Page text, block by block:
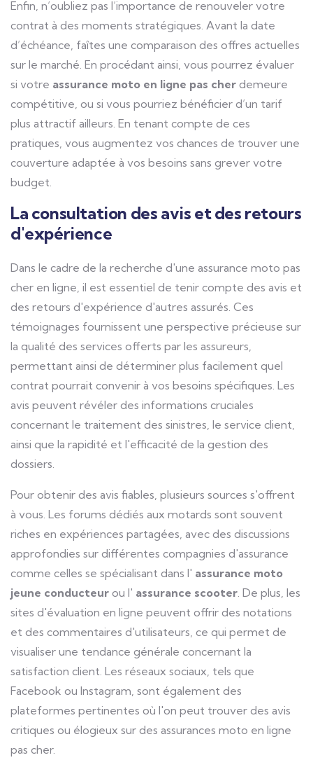
Enfin, n’oubliez pas l’importance de renouveler votre
contrat à des moments stratégiques. Avant la date
d’échéance, faîtes une comparaison des offres actuelles
sur le marché. En procédant ainsi, vous pourrez évaluer
si votre assurance moto en ligne pas cher demeure
compétitive, ou si vous pourriez bénéficier d’un tarif
plus attractif ailleurs. En tenant compte de ces
pratiques, vous augmentez vos chances de trouver une
couverture adaptée à vos besoins sans grever votre
budget.
La consultation des avis et des retours
d'expérience
Dans le cadre de la recherche d'une assurance moto pas
cher en ligne, il est essentiel de tenir compte des avis et
des retours d'expérience d'autres assurés. Ces
témoignages fournissent une perspective précieuse sur
la qualité des services offerts par les assureurs,
permettant ainsi de déterminer plus facilement quel
contrat pourrait convenir à vos besoins spécifiques. Les
avis peuvent révéler des informations cruciales
concernant le traitement des sinistres, le service client,
ainsi que la rapidité et l'efficacité de la gestion des
dossiers.
Pour obtenir des avis fiables, plusieurs sources s'offrent
à vous. Les forums dédiés aux motards sont souvent
riches en expériences partagées, avec des discussions
approfondies sur différentes compagnies d'assurance
comme celles se spécialisant dans l' assurance moto
jeune conducteur ou l' assurance scooter. De plus, les
sites d'évaluation en ligne peuvent offrir des notations
et des commentaires d'utilisateurs, ce qui permet de
visualiser une tendance générale concernant la
satisfaction client. Les réseaux sociaux, tels que
Facebook ou Instagram, sont également des
plateformes pertinentes où l'on peut trouver des avis
critiques ou élogieux sur des assurances moto en ligne
pas cher.